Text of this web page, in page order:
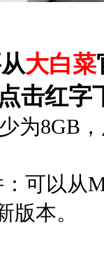
大白菜
点击红字
为8GB
可以从
版本。